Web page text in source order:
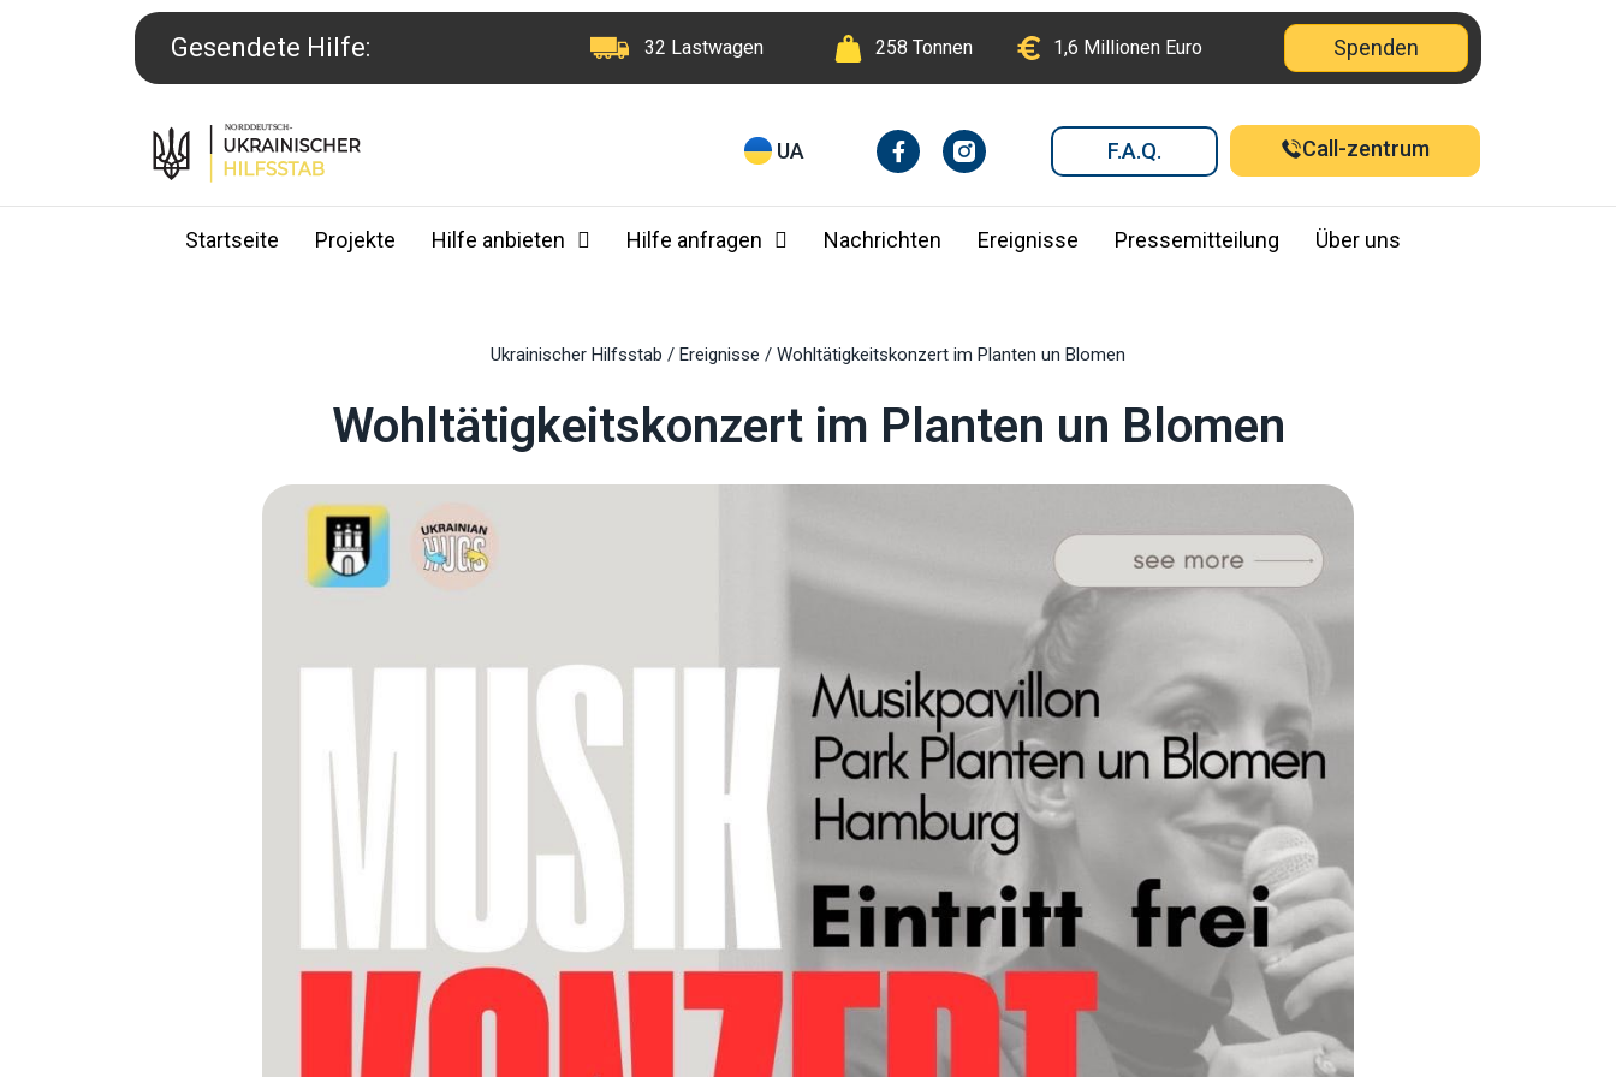
Gesendete Hilfe: 32 Lastwagen 258 Tonnen 1,6 Millionen Euro Spenden
UA
F
a
c
e
b
o
I
n
F.A.Q. Call-zentrum
Startseite Projekte Hilfe anbieten Hilfe anfragen Nachrichten Ereignisse Pressemitteilung Über uns
Ukrainischer Hilfsstab / Ereignisse / Wohltätigkeitskonzert im Planten un Blomen
Wohltätigkeitskonzert im Planten un Blomen
Necessary
These
cookies are
not
optional.
needed for
the website
to function.
Statistics